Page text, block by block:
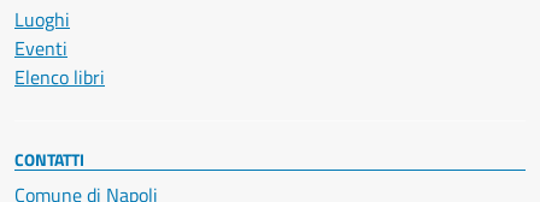
Luoghi
Eventi
Elenco libri
CONTATTI
Comune di Napoli